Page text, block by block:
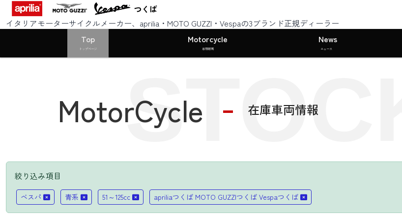
つくば
イタリアモーターサイクルメーカー、aprilia・MOTO GUZZI・Vespaの3ブランド正規ディーラー
Top
トップページ
Motorcycle
車両販売
News
ニュース
MotorCycle 在庫車両情報
絞り込み項目
ベスパ 青系 51～125cc apriliaつくば MOTO GUZZIつくば Vespaつくば